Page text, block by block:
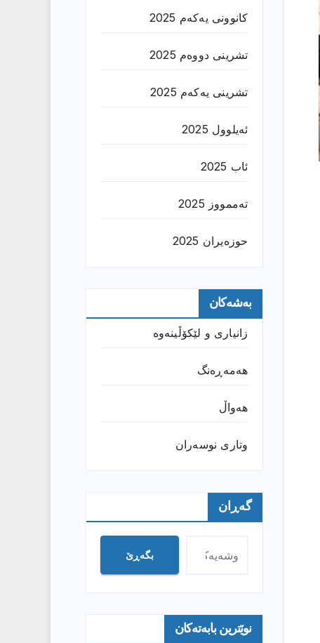
کانوونی یەکەم 2025
تشرینی دووەم 2025
تشرینی یەکەم 2025
ئەیلوول 2025
ئاب 2025
تەممووز 2025
حوزه‌یران 2025
بەشەکان
زانیارى و لێکۆڵینەوە
هەمەڕەنگ
هەواڵ
وتارى نوسەران
گەڕان
بگەڕێ
نوێترین بابەتەکان